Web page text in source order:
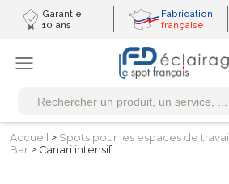
Garantie
10 ans
Fabrication
française
Accueil > Spots pour les espaces de travail
Bar > Canari intensif